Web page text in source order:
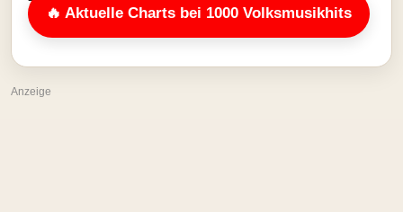
🔥 Aktuelle Charts bei 1000 Volksmusikhits
Anzeige